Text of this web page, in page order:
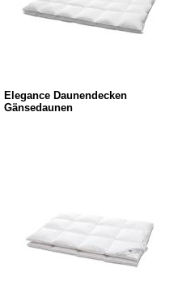
Elegance Daunendecken
Gänsedaunen